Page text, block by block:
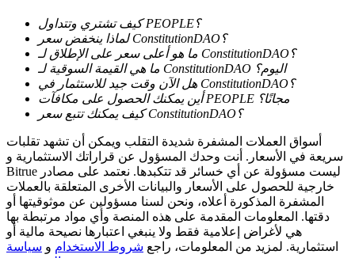
استثمارات حصرية لحاملي BTR
القروض
خدمة الاقتراض المدعومة بالعملات المشفرة
كيف تشتري وتتداول PEOPLE؟
لماذا ينخفض سعر ConstitutionDAO؟
ما هو أعلى سعر على الإطلاق لـ ConstitutionDAO؟
ما هي القيمة السوقية لـ ConstitutionDAO اليوم؟
هل الآن وقت جيد للاستثمار في ConstitutionDAO؟
أين يمكنك الحصول على مكافآت PEOPLE مجانًا؟
كيف يمكنك تتبع سعر ConstitutionDAO؟
أسواق العملات المشفرة شديدة التقلب ويمكن أن تشهد تقلبات
سريعة في الأسعار. أنت وحدك المسؤول عن قراراتك الاستثمارية و
Bitrue ليست مسؤولة عن أي خسائر قد تتكبدها. نعتمد على مصادر
خارجية للحصول على الأسعار والبيانات الأخرى المتعلقة بالعملات
المشفرة المذكورة أعلاه، ونحن لسنا مسؤولين عن موثوقيتها أو
دقتها. المعلومات المقدمة على هذه المنصة وأي مواد مرتبطة بها
هي لأغراض إعلامية فقط ولا ينبغي اعتبارها نصيحة مالية أو
استثمارية. لمزيد من المعلومات، راجع شروط الاستخدام و سياسة